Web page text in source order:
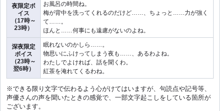
夜限定ボ
イス
（17時～
23時）
お風呂の時間ね。
梅が背中を洗ってくれるのだけど……、ちょっと……力が強く
て……。
ほんと……何事にも遠慮がないのよね。
深夜限定
ボイス
（23時～
翌6時）
眠れないのかしら……。
物思いにふけってしまう夜も……、あるわよね。
わたしでよければ、話を聞くわ。
紅茶を淹れてくるわね。
※できる限り文字で伝わるよう心がけてはいますが、句読点や記号等、
声優さんの声を聞いたときの感覚で、一部文字起こしをしている箇所が
ございます。